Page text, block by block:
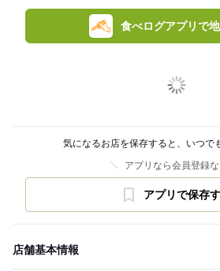
食べログアプリで
気になるお店を保存すると、いつで
アプリなら会員登録な
アプリで保存
店舗基本情報